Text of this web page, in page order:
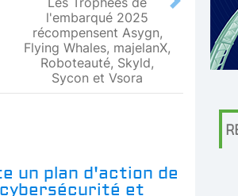
l'embarqué 2025
récompensent Asygn,
Flying Whales, majelanX,
Roboteauté, Skyld,
Sycon et Vsora
Next
un plan d'action de
et